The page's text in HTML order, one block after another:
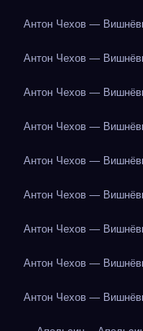
Антон Чехов —
Антон Чехов —
Антон Чехов —
Антон Чехов —
Антон Чехов —
Антон Чехов —
Антон Чехов —
Антон Чехов —
Антон Чехов —